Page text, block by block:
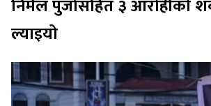
निर्मल पुर्जासहित ३ आरोहीको
ल्याइयो